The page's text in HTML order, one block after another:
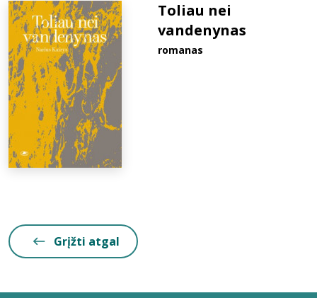
Toliau nei
vandenynas
romanas
Grįžti atgal